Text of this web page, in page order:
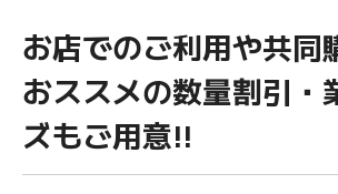
お店でのご利用や共同
おススメの数量割引・
ズもご用意!!